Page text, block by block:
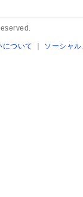
について ｜ ソーシャ